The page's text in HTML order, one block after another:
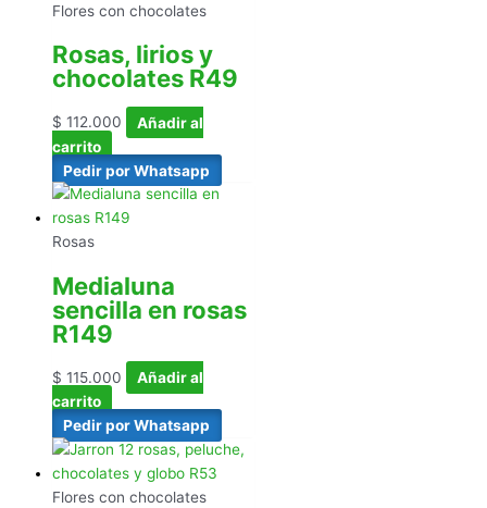
Flores con chocolates
Rosas, lirios y
chocolates R49
$ 112.000
Añadir al
carrito
Pedir por Whatsapp
Rosas
Medialuna
sencilla en rosas
R149
$ 115.000
Añadir al
carrito
Pedir por Whatsapp
Flores con chocolates